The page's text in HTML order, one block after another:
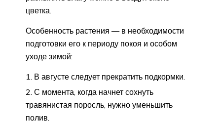
цветка.
Особенность растения — в необходимости
подготовки его к периоду покоя и особом
уходе зимой:
В августе следует прекратить подкормки.
С момента, когда начнет сохнуть
травянистая поросль, нужно уменьшить
полив.